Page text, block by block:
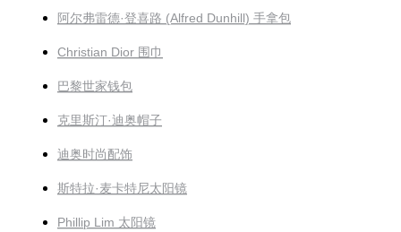
阿尔弗雷德·登喜路 (Alfred Dunhill) 手拿包
Christian Dior 围巾
巴黎世家钱包
克里斯汀·迪奥帽子
迪奥时尚配饰
斯特拉·麦卡特尼太阳镜
Phillip Lim 太阳镜